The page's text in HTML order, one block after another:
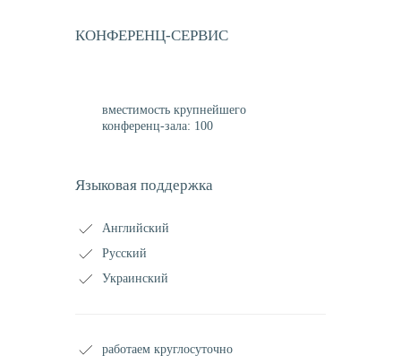
КОНФЕРЕНЦ-СЕРВИС
вместимость крупнейшего
конференц-зала: 100
Языковая поддержка
Английский
Русский
Украинский
работаем круглосуточно